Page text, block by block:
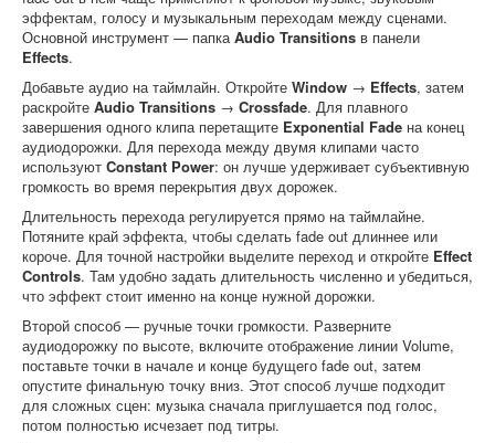
эффектам, голосу и музыкальным переходам между сценами.
Основной инструмент — папкаAudio Transitions в панели
Effects.
Добавьте аудио на таймлайн. Откройте Window → Effects, затем
раскройте Audio Transitions → Crossfade. Для плавного
завершения одного клипа перетащите Exponential Fade на конец
аудиодорожки. Для перехода между двумя клипами часто
используют Constant Power: он лучше удерживает субъективную
громкость во время перекрытия двух дорожек.
Длительность перехода регулируется прямо на таймлайне.
Потяните край эффекта, чтобы сделать fade out длиннее или
короче. Для точной настройки выделите переход и откройте Effect
Controls. Там удобно задать длительность численно и убедиться,
что эффект стоит именно на конце нужной дорожки.
Второй способ — ручные точки громкости. Разверните
аудиодорожку по высоте, включите отображение линии Volume,
поставьте точки в начале и конце будущего fade out, затем
опустите финальную точку вниз. Этот способ лучше подходит
для сложных сцен: музыка сначала приглушается под голос,
потом полностью исчезает под титры.